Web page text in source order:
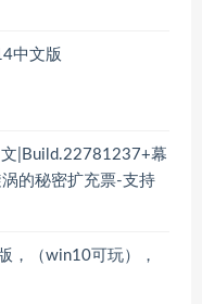
中文版
|Build.22781237+幕
的秘密扩充票-支持
，（win10可玩），